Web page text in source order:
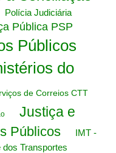
Polícia Judiciária
Pública PSP
Públicos
do
de Correios CTT
Justiça e
Públicos
IMT -
dos Transportes